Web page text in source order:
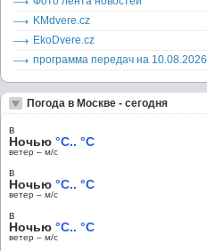
KMdvere.cz
EkoDvere.cz
программа передач на 10.08.2026
Погода в Москве - сегодня
в
Ночью °C.. °C
ветер – м/c
в
Ночью °C.. °C
ветер – м/c
в
Ночью °C.. °C
ветер – м/c